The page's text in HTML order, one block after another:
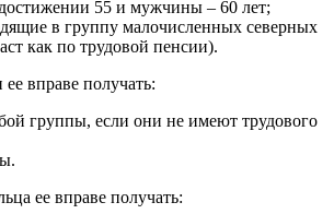
55 и мужчины – 60 лет;
в группу малочисленных северных
как по трудовой пенсии).
вправе получать:
группы, если они не имеют трудового
ее вправе получать: